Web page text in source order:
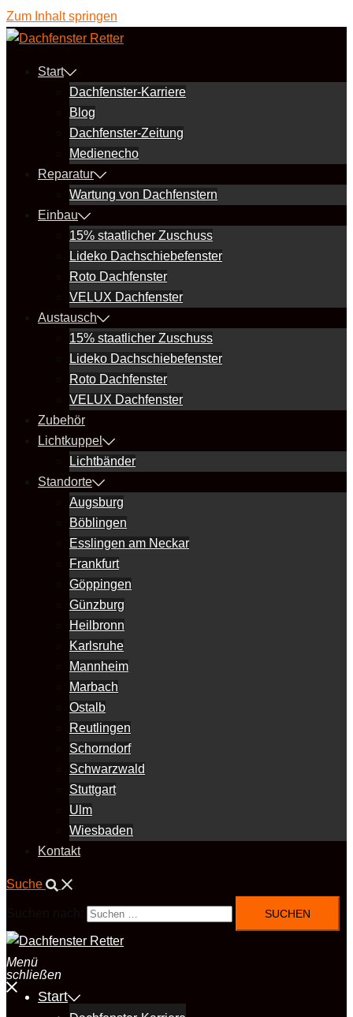
Zum Inhalt springen
Start
Dachfenster-Karriere
Blog
Dachfenster-Zeitung
Medienecho
Reparatur
Wartung von Dachfenstern
Einbau
15% staatlicher Zuschuss
Lideko Dachschiebefenster
Roto Dachfenster
VELUX Dachfenster
Austausch
15% staatlicher Zuschuss
Lideko Dachschiebefenster
Roto Dachfenster
VELUX Dachfenster
Zubehör
Lichtkuppel
Lichtbänder
Standorte
Augsburg
Böblingen
Esslingen am Neckar
Frankfurt
Göppingen
Günzburg
Heilbronn
Karlsruhe
Mannheim
Marbach
Ostalb
Reutlingen
Schorndorf
Schwarzwald
Stuttgart
Ulm
Wiesbaden
Kontakt
Suche
Menü
schließen
Start